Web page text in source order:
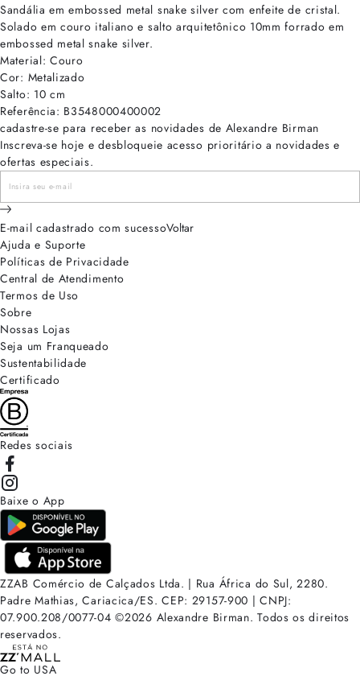
Sandália em embossed metal snake silver com enfeite de cristal.
Solado em couro italiano e salto arquitetônico 10mm forrado em
embossed metal snake silver.
Material: Couro
Cor: Metalizado
Salto: 10 cm
Referência: B3548000400002
cadastre-se para receber as novidades de Alexandre Birman
Inscreva-se hoje e desbloqueie acesso prioritário a novidades e
ofertas especiais.
E-mail cadastrado com sucessoVoltar
Ajuda e Suporte
Políticas de Privacidade
Central de Atendimento
Termos de Uso
Sobre
Nossas Lojas
Seja um Franqueado
Sustentabilidade
Certificado
Redes sociais
Baixe o App
ZZAB Comércio de Calçados Ltda. | Rua África do Sul, 2280.
Padre Mathias, Cariacica/ES. CEP: 29157-900 | CNPJ:
07.900.208/0077-04 ©2026 Alexandre Birman. Todos os direitos
reservados.
Go to USA